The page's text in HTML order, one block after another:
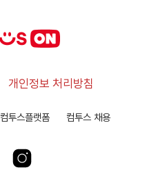
개인정보 처리방침
컴투스플랫폼 컴투스 채용